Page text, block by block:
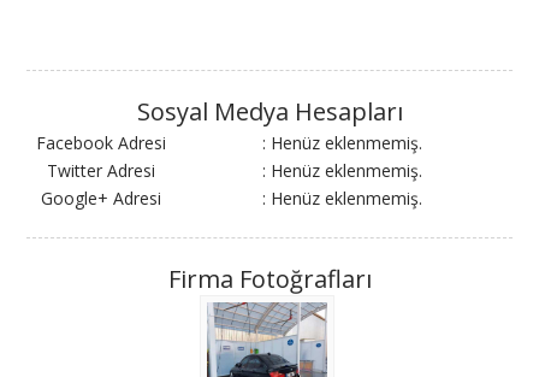
Sosyal Medya Hesapları
Facebook Adresi
: Henüz eklenmemiş.
Twitter Adresi
: Henüz eklenmemiş.
Google+ Adresi
: Henüz eklenmemiş.
Firma Fotoğrafları